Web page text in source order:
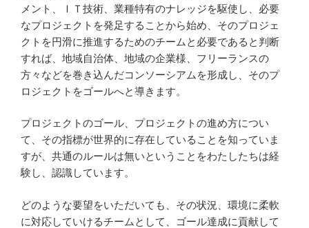
メント、ＩＴ技術、業種特有のナレッジを駆使し、必要
なプロジェクトを発足することから始め、そのプロジェ
クトを円滑に推進するためのチームと必要であると判断
すれば、地域自治体、地域の企業様、フリーランスの
方々などを巻き込んだコンソーシアムを形成し、そのプ
ロジェクトをゴールへと導きます。
プロジェクトのゴール、プロジェクトの進め方につい
て、その指標が世界的に存在していることを知っていま
すが、共通のルールは無いということをわたしたちは経
験し、認識しています。
どのような要望をいただいても、その状況、環境に柔軟
に対応していけるチームとして、ゴール達成に貢献して